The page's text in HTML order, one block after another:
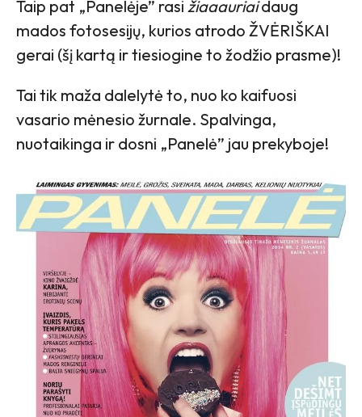
Taip pat „Panelėje” rasi žiaaauriaidaug
mados fotosesijų, kurios atrodo ŽVĖRIŠKAI
gerai (šį kartą ir tiesiogine to žodžio prasme)!
Tai tik maža dalelytė to, nuo ko kaifuosi
vasario mėnesio žurnale. Spalvinga,
nuotaikinga ir dosni „Panelė” jau prekyboje!